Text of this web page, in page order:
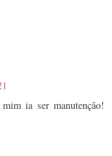
ia ser manutenção!